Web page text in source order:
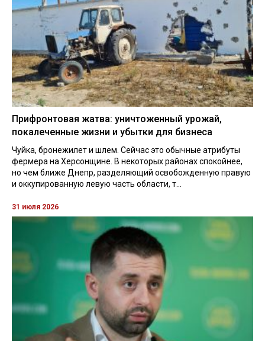
Прифронтовая жатва: уничтоженный урожай,
покалеченные жизни и убытки для бизнеса
Чуйка, бронежилет и шлем. Сейчас это обычные атрибуты
фермера на Херсонщине. В некоторых районах спокойнее,
но чем ближе Днепр, разделяющий освобожденную правую
и оккупированную левую часть области, т...
31 июля 2026